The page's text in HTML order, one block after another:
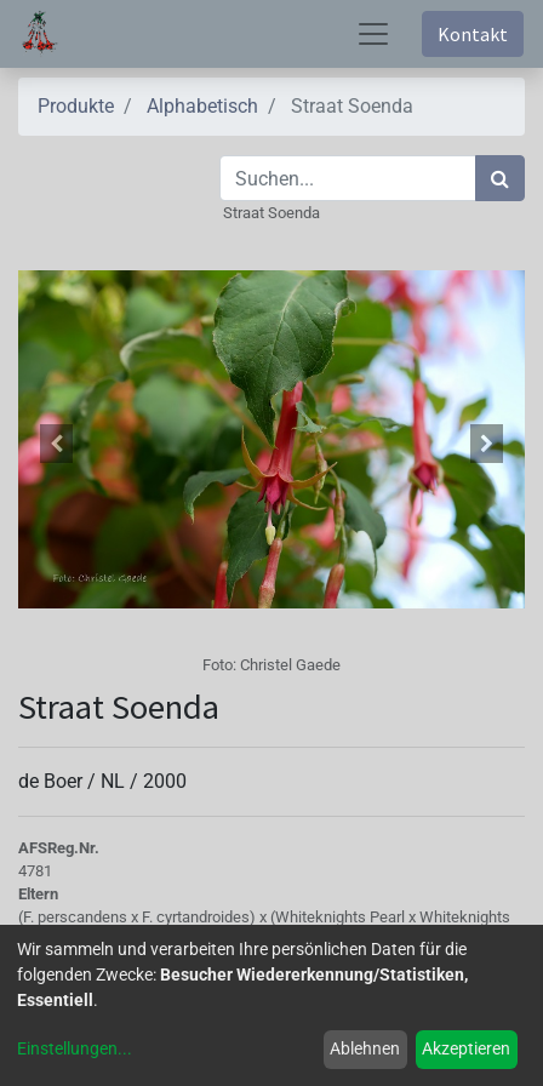
Kontakt
Produkte Alphabetisch Straat Soenda
Straat Soenda
Foto: Christel Gaede
Straat Soenda
de Boer / NL / 2000
AFSReg.Nr.
4781
Eltern
(F. perscandens x F. cyrtandroides) x (Whiteknights Pearl x Whiteknights
Pearl)
Tubus
hellrot
Sepalen
Korolle/Petalen
Wir sammeln und verarbeiten Ihre persönlichen Daten für die
folgenden Zwecke: Besucher Wiedererkennung/Statistiken,
Essentiell .
Einstellungen... Ablehnen Akzeptieren